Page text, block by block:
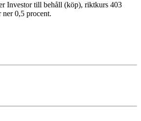
Investor till behåll (köp), riktkurs 403
0,5 procent.